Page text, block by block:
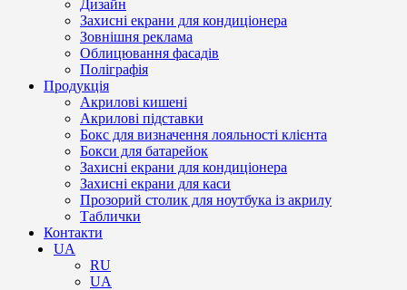
Дизайн
Захисні екрани для кондиціонера
Зовнішня реклама
Облицювання фасадів
Поліграфія
Продукція
Акрилові кишені
Акрилові підставки
Бокс для визначення лояльності клієнта
Бокси для батарейок
Захисні екрани для кондиціонера
Захисні екрани для каси
Прозорий столик для ноутбука із акрилу
Таблички
Контакти
UA
RU
UA